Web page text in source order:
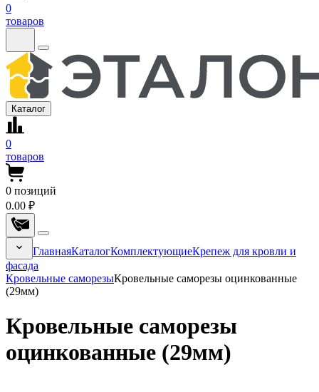
0
товаров
Каталог
0
товаров
0 позиций
0.00 ₽
ГлавнаяКаталогКомплектующиеКрепеж для кровли и
фасада
Кровельные саморезыКровельные саморезы оцинкованные
(29мм)
Кровельные саморезы
оцинкованные (29мм)